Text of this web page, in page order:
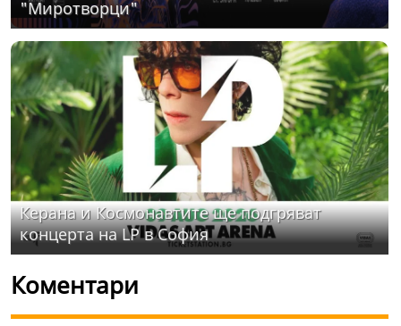
"Миротворци"
Керана и Космонавтите ще подгряват
концерта на LP в София
Коментари